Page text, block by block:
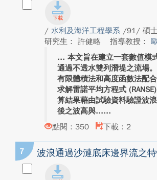
/ 水利及海洋工程學系 /91/ 碩
研究生： 許健略
指導教授：
本文旨在建立一套數值模
通過不透水雙列潛堤之流場
有限體積法和高度函數法配
求解雷諾平均方程式
算結果藉由試驗資料驗證波
後之波高與...
點閱：350
下載：2
7 波浪通過沙漣底床邊界流之